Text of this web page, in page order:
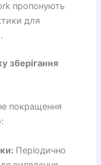
пропонують
для
зберігання
покращення
Періодично